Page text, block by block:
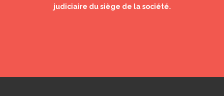
judiciaire du siège de la société.